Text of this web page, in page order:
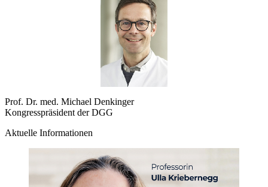
Prof. Dr. med. Michael Denkinger
Kongresspräsident der DGG
Aktuelle Informationen